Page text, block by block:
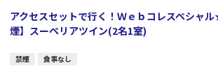
アクセスセットで行く！Ｗｅｂコレスペシャ
煙】スーペリアツイン(2名1室)
禁煙 食事なし